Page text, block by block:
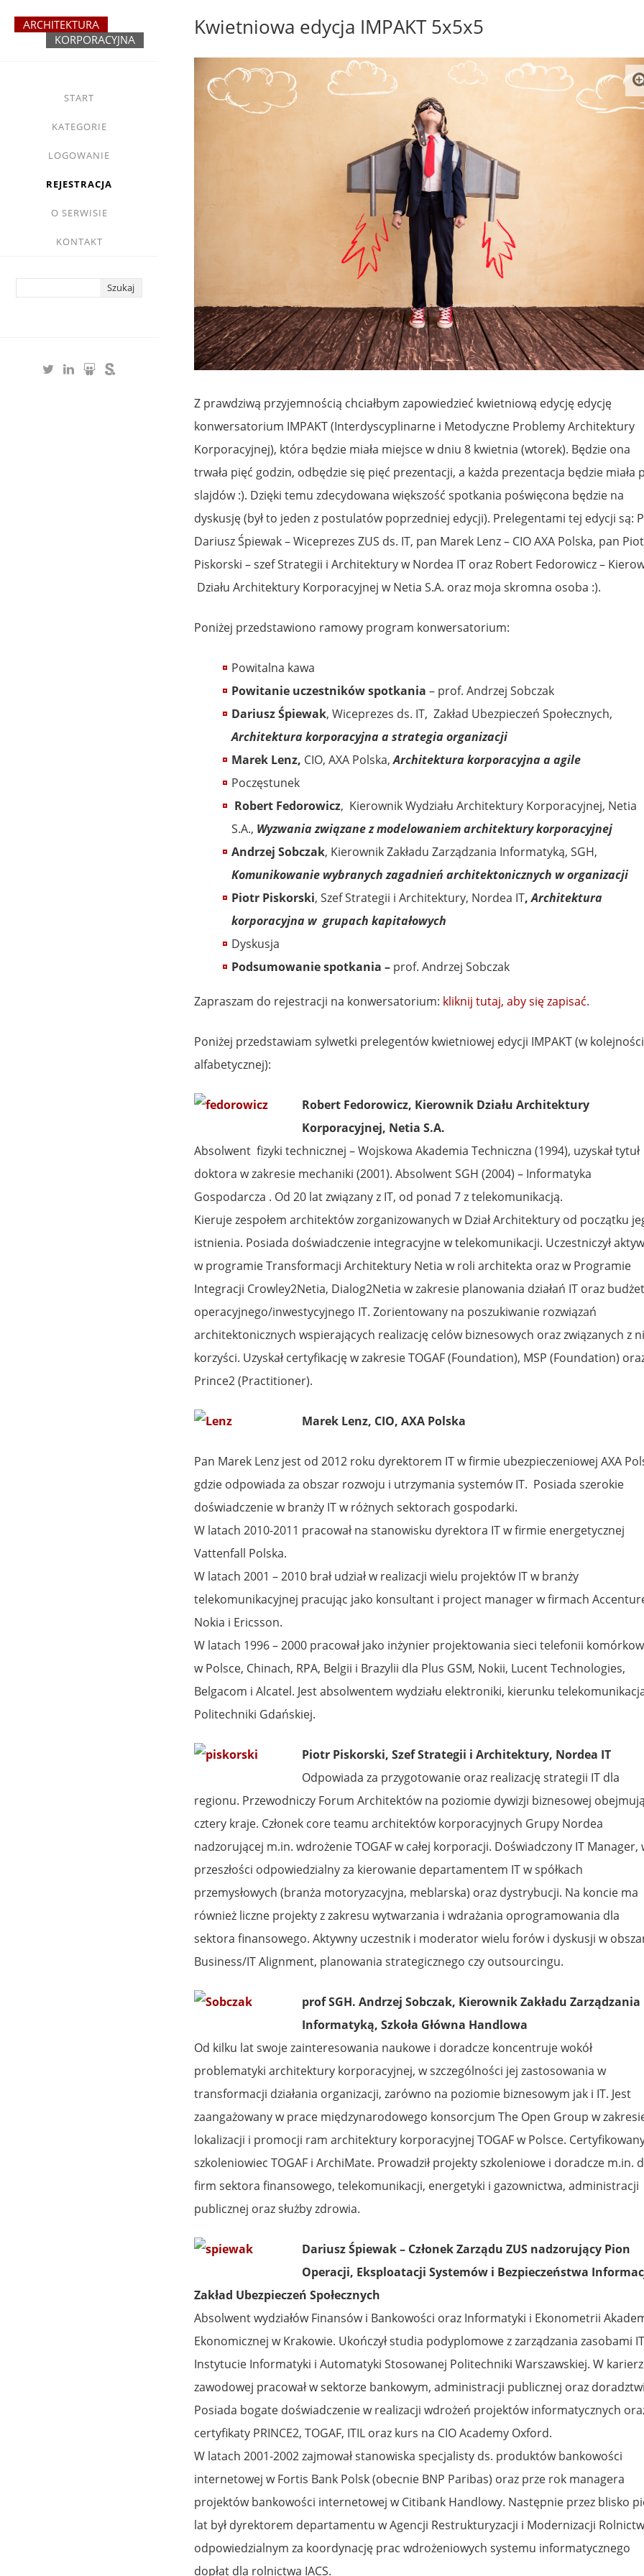
START
KATEGORIE
LOGOWANIE
REJESTRACJA
O SERWISIE
KONTAKT
Kwietniowa edycja IMPAKT 5x5x5
Z prawdziwą przyjemnością chciałbym zapowiedzieć kwietniową edycję edycję
konwersatorium IMPAKT (Interdyscyplinarne i Metodyczne Problemy Architektury
Korporacyjnej), która będzie miała miejsce w dniu 8 kwietnia (wtorek). Będzie ona
trwała pięć godzin, odbędzie się pięć prezentacji, a każda prezentacja będzie miała
slajdów :). Dzięki temu zdecydowana większość spotkania poświęcona będzie na
dyskusję (był to jeden z postulatów poprzedniej edycji). Prelegentami tej edycji są:
Dariusz Śpiewak – Wiceprezes ZUS ds. IT, pan Marek Lenz – CIO AXA Polska, pan
Piskorski – szef Strategii i Architektury w Nordea IT oraz Robert Fedorowicz –
Działu Architektury Korporacyjnej w Netia S.A. oraz moja skromna osoba :).
Poniżej przedstawiono ramowy program konwersatorium:
Powitalna kawa
Powitanie uczestników spotkania – prof. Andrzej Sobczak
Dariusz Śpiewak, Wiceprezes ds. IT, Zakład Ubezpieczeń Społecznych,
Architektura korporacyjna a strategia organizacji
Marek Lenz, CIO, AXA Polska,Architektura korporacyjna a agile
Poczęstunek
Robert Fedorowicz, Kierownik Wydziału Architektury Korporacyjnej, Netia
S.A., Wyzwania związane z modelowaniem architektury korporacyjnej
Andrzej Sobczak, Kierownik Zakładu Zarządzania Informatyką, SGH,
Komunikowanie wybranych zagadnień architektonicznych w organizacji
Piotr Piskorski, Szef Strategii i Architektury, Nordea IT,Architektura
korporacyjna w grupach kapitałowych
Dyskusja
Podsumowanie spotkania – prof. Andrzej Sobczak
Zapraszam do rejestracji na konwersatorium: kliknij tutaj, aby się zapisać.
Poniżej przedstawiam sylwetki prelegentów kwietniowej edycji IMPAKT (w kolejności
alfabetycznej):
Robert Fedorowicz, Kierownik Działu Architektury
Korporacyjnej, Netia S.A.
Absolwent fizyki technicznej – Wojskowa Akademia Techniczna (1994), uzyskał tytuł
doktora w zakresie mechaniki (2001). Absolwent SGH (2004) – Informatyka
Gospodarcza . Od 20 lat związany z IT, od ponad 7 z telekomunikacją.
Kieruje zespołem architektów zorganizowanych w Dział Architektury od początku
istnienia. Posiada doświadczenie integracyjne w telekomunikacji. Uczestniczył
w programie Transformacji Architektury Netia w roli architekta oraz w Programie
Integracji Crowley2Netia, Dialog2Netia w zakresie planowania działań IT oraz
operacyjnego/inwestycyjnego IT. Zorientowany na poszukiwanie rozwiązań
architektonicznych wspierających realizację celów biznesowych oraz związanych z
korzyści. Uzyskał certyfikację w zakresie TOGAF (Foundation), MSP (Foundation)
Prince2 (Practitioner).
Marek Lenz, CIO, AXA Polska
Pan Marek Lenz jest od 2012 roku dyrektorem IT w firmie ubezpieczeniowej AXA
gdzie odpowiada za obszar rozwoju i utrzymania systemów IT. Posiada szerokie
doświadczenie w branży IT w różnych sektorach gospodarki.
W latach 2010-2011 pracował na stanowisku dyrektora IT w firmie energetycznej
Vattenfall Polska.
W latach 2001 – 2010 brał udział w realizacji wielu projektów IT w branży
telekomunikacyjnej pracując jako konsultant i project manager w firmach
Nokia i Ericsson.
W latach 1996 – 2000 pracował jako inżynier projektowania sieci telefonii
w Polsce, Chinach, RPA, Belgii i Brazylii dla Plus GSM, Nokii, Lucent Technologies,
Belgacom i Alcatel. Jest absolwentem wydziału elektroniki, kierunku
Politechniki Gdańskiej.
Piotr Piskorski, Szef Strategii i Architektury, Nordea IT
Odpowiada za przygotowanie oraz realizację strategii IT dla
regionu. Przewodniczy Forum Architektów na poziomie dywizji biznesowej
cztery kraje. Członek core teamu architektów korporacyjnych Grupy Nordea
nadzorującej m.in. wdrożenie TOGAF w całej korporacji. Doświadczony IT Manager,
przeszłości odpowiedzialny za kierowanie departamentem IT w spółkach
przemysłowych (branża motoryzacyjna, meblarska) oraz dystrybucji. Na koncie ma
również liczne projekty z zakresu wytwarzania i wdrażania oprogramowania dla
sektora finansowego. Aktywny uczestnik i moderator wielu forów i dyskusji w
Business/IT Alignment, planowania strategicznego czy outsourcingu.
prof SGH. Andrzej Sobczak, Kierownik Zakładu Zarządzania
Informatyką, Szkoła Główna Handlowa
Od kilku lat swoje zainteresowania naukowe i doradcze koncentruje wokół
problematyki architektury korporacyjnej, w szczególności jej zastosowania w
transformacji działania organizacji, zarówno na poziomie biznesowym jak i IT. Jest
zaangażowany w prace międzynarodowego konsorcjum The Open Group w
lokalizacji i promocji ram architektury korporacyjnej TOGAF w Polsce.
szkoleniowiec TOGAF i ArchiMate. Prowadził projekty szkoleniowe i doradcze m.in.
firm sektora finansowego, telekomunikacji, energetyki i gazownictwa, administracji
publicznej oraz służby zdrowia.
Dariusz Śpiewak – Członek Zarządu ZUS nadzorujący Pion
Operacji, Eksploatacji Systemów i Bezpieczeństwa
Zakład Ubezpieczeń Społecznych
Absolwent wydziałów Finansów i Bankowości oraz Informatyki i Ekonometrii
Ekonomicznej w Krakowie. Ukończył studia podyplomowe z zarządzania zasobami
Instytucie Informatyki i Automatyki Stosowanej Politechniki Warszawskiej. W
zawodowej pracował w sektorze bankowym, administracji publicznej oraz
Posiada bogate doświadczenie w realizacji wdrożeń projektów informatycznych
certyfikaty PRINCE2, TOGAF, ITIL oraz kurs na CIO Academy Oxford.
W latach 2001-2002 zajmował stanowiska specjalisty ds. produktów bankowości
internetowej w Fortis Bank Polsk (obecnie BNP Paribas) oraz prze rok managera
projektów bankowości internetowej w Citibank Handlowy. Następnie przez blisko
lat był dyrektorem departamentu w Agencji Restrukturyzacji i Modernizacji
odpowiedzialnym za koordynację prac wdrożeniowych systemu informatycznego
dopłat dla rolnictwa IACS.